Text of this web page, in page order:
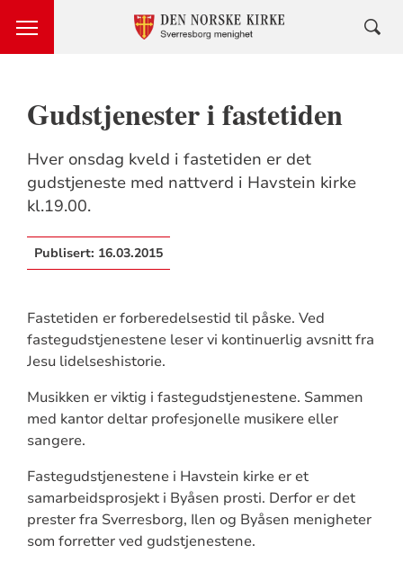
Gudstjenester i fastetiden
Hver onsdag kveld i fastetiden er det
gudstjeneste med nattverd i Havstein kirke
kl.19.00.
Publisert: 16.03.2015
Fastetiden er forberedelsestid til påske. Ved
fastegudstjenestene leser vi kontinuerlig avsnitt fra
Jesu lidelseshistorie.
Musikken er viktig i fastegudstjenestene. Sammen
med kantor deltar profesjonelle musikere eller
sangere.
Fastegudstjenestene i Havstein kirke er et
samarbeidsprosjekt i Byåsen prosti. Derfor er det
prester fra Sverresborg, Ilen og Byåsen menigheter
som forretter ved gudstjenestene.